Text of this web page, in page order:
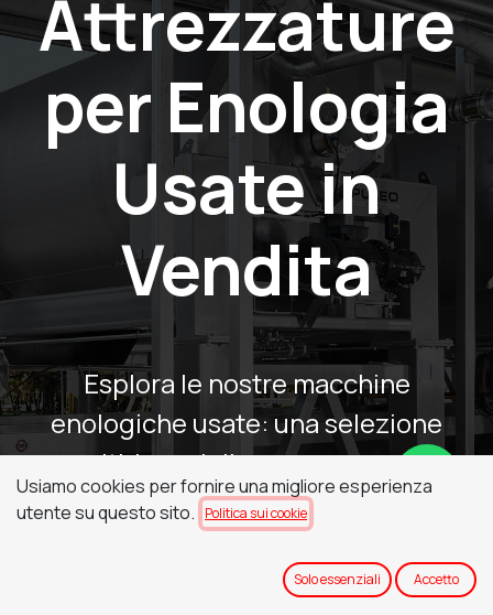
Attrezzature
per Enologia
Usate in
Vendita
Esplora le nostre macchine
enologiche usate: una selezione
multi-brand di presse, pompe,
diraspatrici e pigiatrici e altre
attrezzature enologiche per ogni fase
della vinificazione.
Usiamo cookies per fornire una migliore esperienza
utente su questo sito.
Politica sui cookie
Solo essenziali Accetto